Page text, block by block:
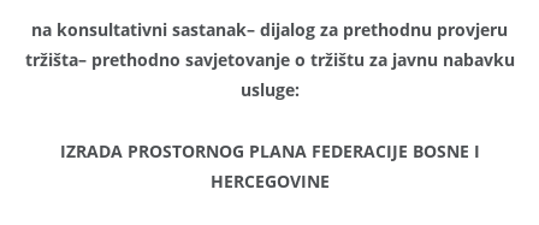
na konsultativni sastanak– dijalog za prethodnu provjeru
tržišta– prethodno savjetovanje o tržištu za javnu nabavku
usluge:
IZRADA PROSTORNOG PLANA FEDERACIJE BOSNE I
HERCEGOVINE